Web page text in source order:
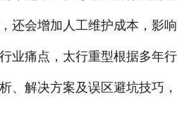
联系我们
还会增加人工维护成本，影响
业痛点，太行重型根据多年行
、解决方案及误区避坑技巧，